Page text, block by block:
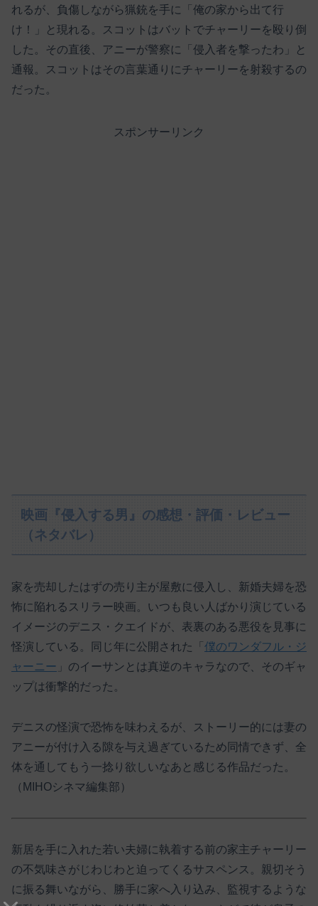
れるが、負傷しながら猟銃を手に「俺の家から出て行
け！」と現れる。スコットはバットでチャーリーを殴り倒
した。その直後、アニーが警察に「侵入者を撃ったわ」と
通報。スコットはその言葉通りにチャーリーを射殺するの
だった。
スポンサーリンク
映画『侵入する男』の感想・評価・レビュー
（ネタバレ）
家を売却したはずの売り主が屋敷に侵入し、新婚夫婦を恐
怖に陥れるスリラー映画。いつも良い人ばかり演じている
イメージのデニス・クエイドが、表裏のある悪役を見事に
怪演している。同じ年に公開された「 僕のワンダフル・ジ
ャーニー 」のイーサンとは真逆のキャラなので、そのギャ
ップは衝撃的だった。
デニスの怪演で恐怖を味わえるが、ストーリー的には妻の
アニーが付け入る隙を与え過ぎているため同情できず、全
体を通してもう一捻り欲しいなあと感じる作品だった。
（MIHOシネマ編集部）
新居を手に入れた若い夫婦に執着する前の家主チャーリー
の不気味さがじわじわと迫ってくるサスペンス。親切そう
に振る舞いながら、勝手に家へ入り込み、監視するような